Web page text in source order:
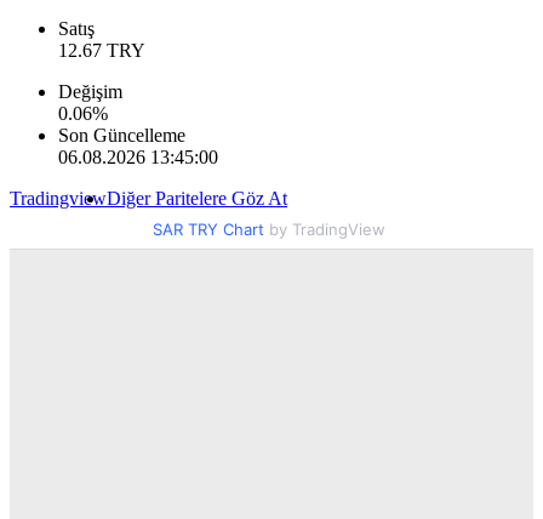
Satış
12.67 TRY
Değişim
0.06%
Son Güncelleme
06.08.2026 13:45:00
TradingviewDiğer Paritelere Göz At
SAR TRY Chart by TradingView